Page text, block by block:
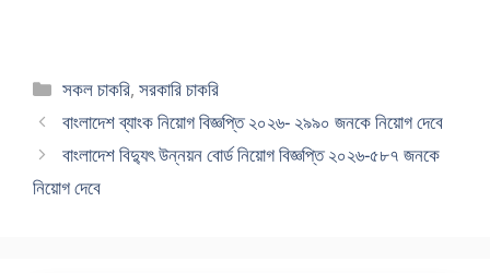
Categories
সকল চাকরি,সরকারি চাকরি
বাংলাদেশ ব্যাংক নিয়োগ বিজ্ঞপ্তি ২০২৬- ২৯৯০ জনকে নিয়োগ দেবে
বাংলাদেশ বিদ্যুৎ উন্নয়ন বোর্ড নিয়োগ বিজ্ঞপ্তি ২০২৬-৫৮৭ জনকে
নিয়োগ দেবে